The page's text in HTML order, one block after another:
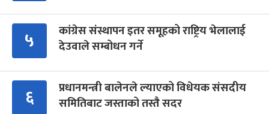
५
कांग्रेस संस्थापन इतर समूहको राष्ट्रिय भेलालाई
देउवाले सम्बोधन गर्ने
६
प्रधानमन्त्री बालेनले ल्याएको विधेयक संसदीय
समितिबाट जस्ताको तस्तै सदर